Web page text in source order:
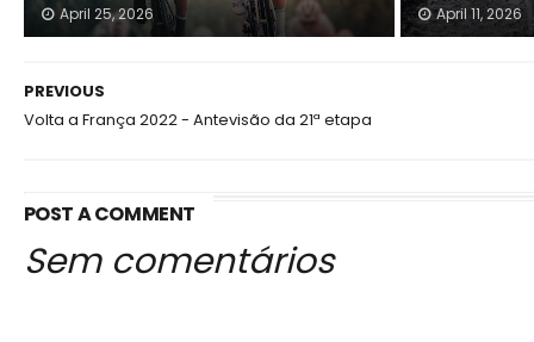
April 25, 2026 April 11, 2026
PREVIOUS
Volta a França 2022 - Antevisão da 21ª etapa
POST A COMMENT
Sem comentários